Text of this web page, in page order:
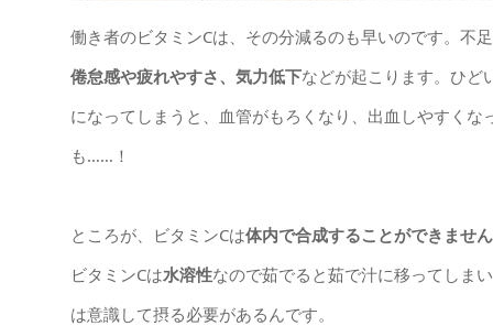
働き者のビタミンCは、その分減るのも早いのです。不
倦怠感や疲れやすさ、気力低下などが起こります。ひど
になってしまうと、血管がもろくなり、出血しやすく
も……！
ところが、ビタミンCは体内で合成することができません
ビタミンCは水溶性なので茹でると茹で汁に移ってしま
は意識して摂る必要があるんです。